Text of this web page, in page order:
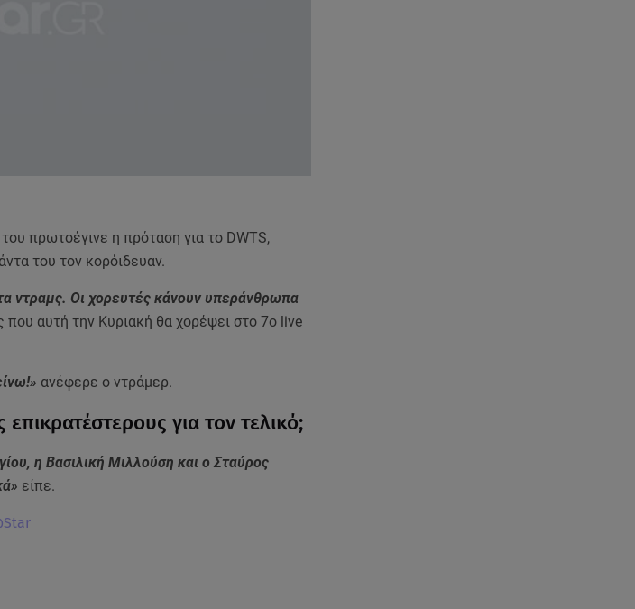
πρωτοέγινε η πρόταση για το DWTS,
του τον κορόιδευαν.
ντραμς. Οι χορευτές κάνουν υπεράνθρωπα
που αυτή την Κυριακή θα χορέψει στο 7ο live
ανέφερε ο ντράμερ.
για τον τελικό;
η Βασιλική Μιλλούση και ο Σταύρος
είπε.